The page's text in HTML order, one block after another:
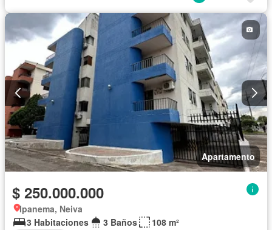
Apartamento
$ 250.000.000
Ipanema, Neiva
3 Habitaciones
3 Baños
108 m²